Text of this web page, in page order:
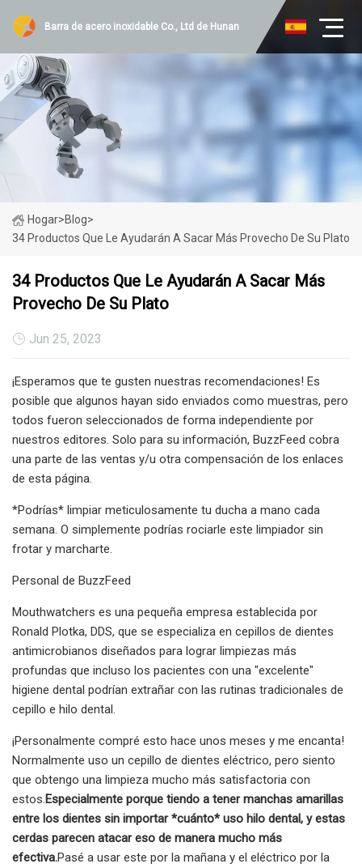
Barra de acero inoxidable Co., Ltd de Hunan
Hogar>Blog>
34 Productos Que Le Ayudarán A Sacar Más Provecho De Su Plato
34 Productos Que Le Ayudarán A Sacar Más
Provecho De Su Plato
Jun 25, 2023
¡Esperamos que te gusten nuestras recomendaciones! Es
posible que algunos hayan sido enviados como muestras, pero
todos fueron seleccionados de forma independiente por
nuestros editores. Solo para su información, BuzzFeed cobra
una parte de las ventas y/u otra compensación de los enlaces
de esta página.
*Podrías* limpiar meticulosamente tu ducha a mano cada
semana. O simplemente podrías rociarle este limpiador sin
frotar y marcharte.
Personal de BuzzFeed
Mouthwatchers es una pequeña empresa establecida por
Ronald Plotka, DDS, que se especializa en cepillos de dientes
antimicrobianos diseñados para lograr limpiezas más
profundas que incluso los pacientes con una "excelente"
higiene dental podrían extrañar con las rutinas tradicionales de
cepillo e hilo dental.
¡Personalmente compré esto hace unos meses y me encanta!
Normalmente uso un cepillo de dientes eléctrico, pero siento
que obtengo una limpieza mucho más satisfactoria con
estos.Especialmente porque tiendo a tener manchas amarillas
entre los dientes sin importar *cuánto* uso hilo dental, y estas
cerdas parecen atacar eso de manera mucho más
efectiva.Pasé a usar este por la mañana y el eléctrico por la